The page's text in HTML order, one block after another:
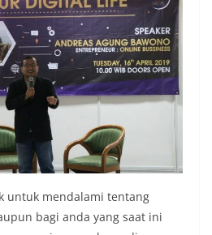
untuk mendalami tentang
bagi anda yang saat ini